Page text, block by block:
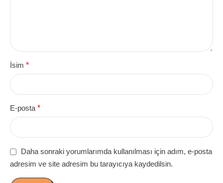
İsim *
E-posta *
Daha sonraki yorumlarımda kullanılması için adım, e-posta
adresim ve site adresim bu tarayıcıya kaydedilsin.